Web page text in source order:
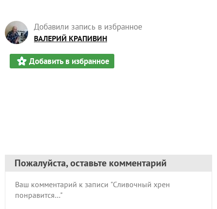
Добавили запись в избранное
ВАЛЕРИЙ КРАПИВИН
Добавить в избранное
Пожалуйста, оставьте комментарий